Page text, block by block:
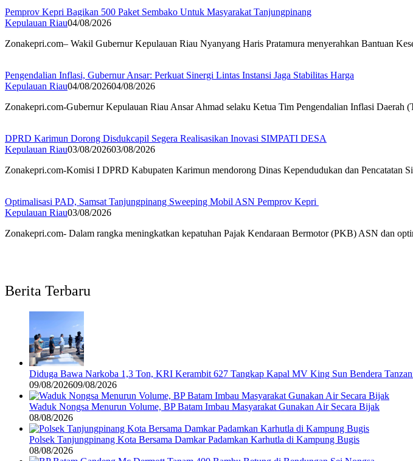
Pemprov Kepri Bagikan 500 Paket Sembako Untuk Masyarakat Tanjungpinang
Kepulauan Riau04/08/2026
Zonakepri.com– Wakil Gubernur Kepulauan Riau Nyanyang Haris Pratamura menyerahkan Bantuan
Pengendalian Inflasi, Gubernur Ansar: Perkuat Sinergi Lintas Instansi Jaga Stabilitas Harga
Kepulauan Riau04/08/202604/08/2026
Zonakepri.com-Gubernur Kepulauan Riau Ansar Ahmad selaku Ketua Tim Pengendalian Inflasi
DPRD Karimun Dorong Disdukcapil Segera Realisasikan Inovasi SIMPATI DESA
Kepulauan Riau03/08/202603/08/2026
Zonakepri.com-Komisi I DPRD Kabupaten Karimun mendorong Dinas Kependudukan dan
Optimalisasi PAD, Samsat Tanjungpinang Sweeping Mobil ASN Pemprov Kepri
Kepulauan Riau03/08/2026
Zonakepri.com- Dalam rangka meningkatkan kepatuhan Pajak Kendaraan Bermotor (PKB) ASN dan
Berita Terbaru
Diduga Bawa Narkoba 1,3 Ton, KRI Kerambit 627 Tangkap Kapal MV King Sun Bendera
09/08/202609/08/2026
Waduk Nongsa Menurun Volume, BP Batam Imbau Masyarakat Gunakan Air Secara Bijak
08/08/2026
Polsek Tanjungpinang Kota Bersama Damkar Padamkan Karhutla di Kampung Bugis
08/08/2026